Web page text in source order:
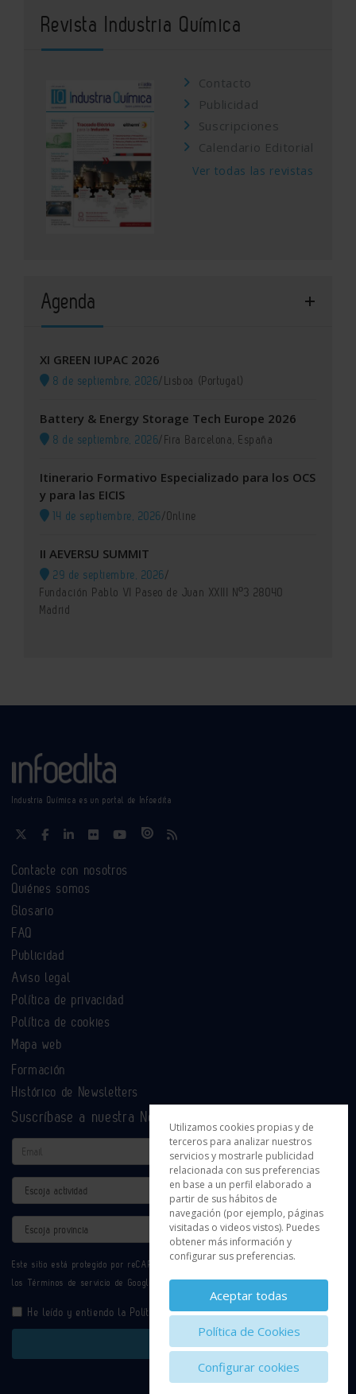
Revista Industria Química
Contacto
Publicidad
Suscripciones
Calendario Editorial
Ver todas las revistas
Agenda
XI GREEN IUPAC 2026
8 de septiembre, 2026/Lisboa (Portugal)
Battery & Energy Storage Tech Europe 2026
8 de septiembre, 2026/Fira Barcelona, España
Itinerario Formativo Especializado para los OCS
y para las EICIS
14 de septiembre, 2026/Online
II AEVERSU SUMMIT
29 de septiembre, 2026/
Fundación Pablo VI Paseo de Juan XXIII Nº3 28040
Madrid
Industria Química es un portal de Infoedita
Contacte con nosotros
Quiénes somos
Glosario
FAQ
Publicidad
Aviso legal
Política de privacidad
Política de cookies
Mapa web
Formación
Histórico de Newsletters
Suscríbase a nuestra Newsletter
Email
Actividad
Provincia
Este sitio está protegido por reCAPTCHA y se aplican la
los Términos de servicio de Google.
He leído y entiendo la Política de Privacidad
Enviar
Utilizamos cookies propias y de
terceros para analizar nuestros
servicios y mostrarle publicidad
relacionada con sus preferencias
en base a un perfil elaborado a
partir de sus hábitos de
navegación (por ejemplo, páginas
visitadas o videos vistos). Puedes
obtener más información y
configurar sus preferencias.
Aceptar todas
Política de Cookies
Configurar cookies